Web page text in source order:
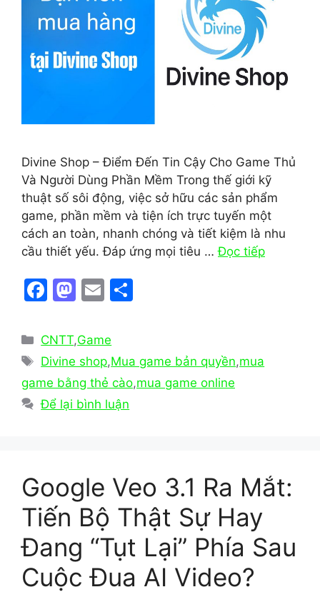
Divine Shop – Điểm Đến Tin Cậy Cho Game Thủ
Và Người Dùng Phần Mềm Trong thế giới kỹ
thuật số sôi động, việc sở hữu các sản phẩm
game, phần mềm và tiện ích trực tuyến một
cách an toàn, nhanh chóng và tiết kiệm là nhu
cầu thiết yếu. Đáp ứng mọi tiêu …Đọc tiếp
F
c
e
b
o
M
st
o
d
o
E
ai
l
e
Danh
mục
CNTT,Game
Thẻ
Divine shop,Mua game bản quyền,mua
game bằng thẻ cào,mua game online
Để lại bình luận
Google Veo 3.1 Ra Mắt:
Tiến Bộ Thật Sự Hay
Đang “Tụt Lại” Phía Sau
Cuộc Đua AI Video?